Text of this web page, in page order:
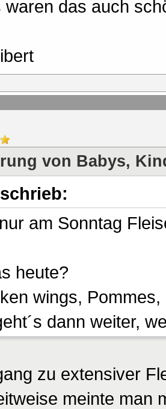
waren das auch
von Babys,
am Sonntag
heute?
wings,
dann weiter,
zu extensiver
meinte man